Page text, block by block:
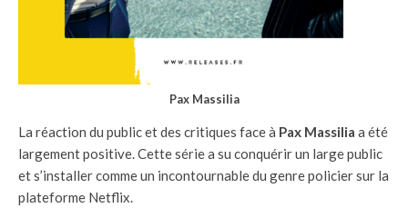
Pax Massilia
La réaction du public et des critiques face à Pax Massilia a été
largement positive. Cette série a su conquérir un large public
et s’installer comme un incontournable du genre policier sur la
plateforme Netflix.